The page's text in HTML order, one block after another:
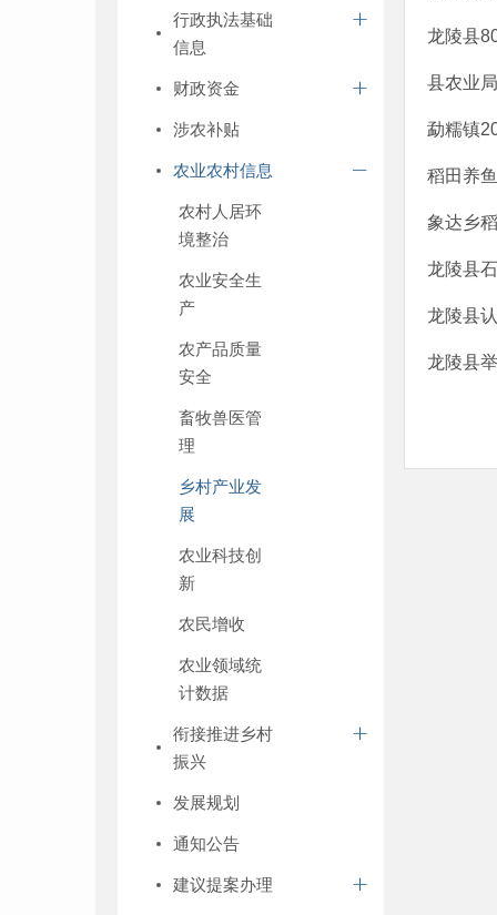
行政执法基础
信息
财政资金
涉农补贴
农业农村信息
农村人居环
境整治
农业安全生
产
农产品质量
安全
畜牧兽医管
理
乡村产业发
展
农业科技创
新
农民增收
农业领域统
计数据
衔接推进乡村
振兴
发展规划
通知公告
建议提案办理
龙陵县
县农业
勐糯镇
稻田养
象达乡
龙陵县
龙陵县
龙陵县